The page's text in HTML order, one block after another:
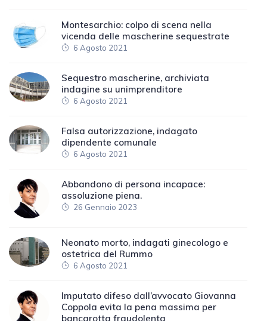
Montesarchio: colpo di scena nella
vicenda delle mascherine sequestrate
6 Agosto 2021
Sequestro mascherine, archiviata
indagine su unimprenditore
6 Agosto 2021
Falsa autorizzazione, indagato
dipendente comunale
6 Agosto 2021
Abbandono di persona incapace:
assoluzione piena.
26 Gennaio 2023
Neonato morto, indagati ginecologo e
ostetrica del Rummo
6 Agosto 2021
Imputato difeso dall’avvocato Giovanna
Coppola evita la pena massima per
bancarotta fraudolenta